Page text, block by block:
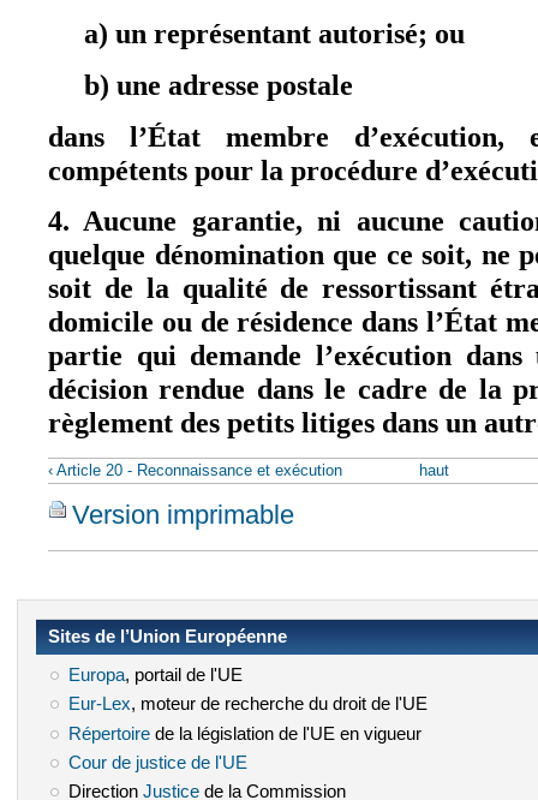
a) un représentant autorisé; ou
b) une adresse postale
dans l’État membre d’exécution,
compétents pour la procédure
4. Aucune garantie, ni aucune
quelque dénomination que ce soit, ne
soit de la qualité de ressortissant
domicile ou de résidence dans l’État
partie qui demande l’exécution
décision rendue dans le cadre de la
règlement des petits litiges dans un
‹ Article 20 - Reconnaissance et exécution haut
Version imprimable
Sites de l’Union Européenne
Europa(le lien est externe)
, portail de l'UE
Eur-Lex(le lien est externe)
, moteur de recherche du droit de l'UE
Répertoire(le lien est externe)
de la législation de l'UE en vigueur
Cour de justice de l'UE
Direction Justice(le lien est externe)
de la Commission